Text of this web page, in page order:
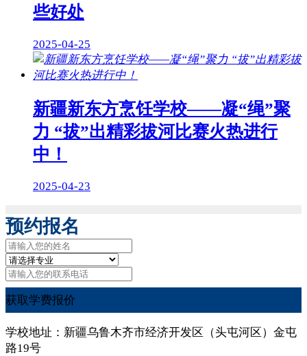
些好处
2025-04-25
新疆新东方烹饪学校——凝“绳”聚
力 “拔”出精彩拔河比赛火热进行
中！
2025-04-23
预约报名
获取学费报价
学校地址：新疆乌鲁木齐市经济开发区（头屯河区）金屯
路19号